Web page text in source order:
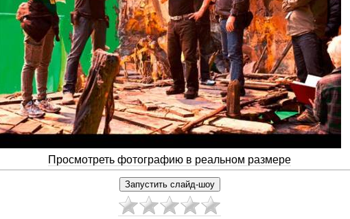
Просмотреть фотографию в реальном размере